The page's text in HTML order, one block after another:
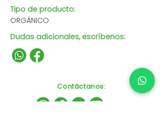
Tipo de producto:
ORGÁNICO
Dudas adicionales, escríbenos:
Contáctanos: